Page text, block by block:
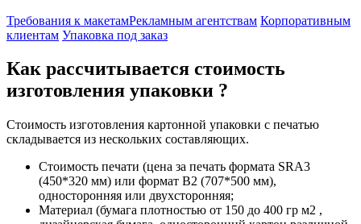
Требования к макетамРекламным агентствам Корпоративным
клиентам Упаковка под заказ
Как рассчитывается стоимость
изготовления упаковки ?
Стоимость изготовления картонной упаковки с печатью
складывается из нескольких составляющих.
Стоимость печати (цена за печать формата SRA3
(450*320 мм) или формат В2 (707*500 мм),
односторонняя или двухсторонняя;
Материал (бумага плотностью от 150 до 400 гр м2 ,